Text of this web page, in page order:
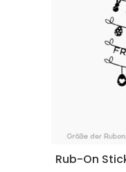
Rub-On